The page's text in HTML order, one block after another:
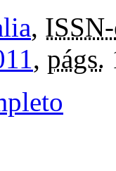
,
, págs.